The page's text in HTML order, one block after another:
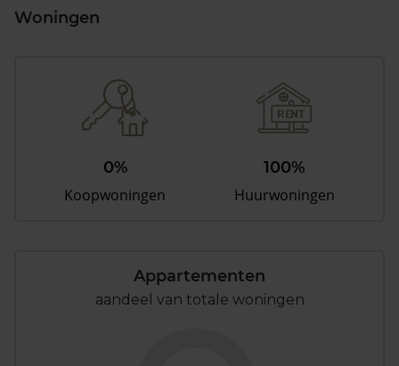
Woningen
0%
Koopwoningen
100%
Huurwoningen
Appartementen
aandeel van totale woningen